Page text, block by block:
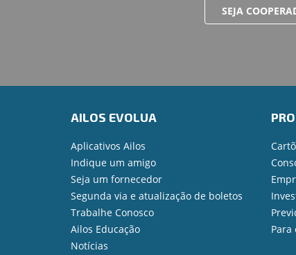
SEJA
AILOS EVOLUA
Aplicativos Ailos
Indique um amigo
Seja um fornecedor
Segunda via e atualização de boletos
Trabalhe Conosco
Ailos Educação
Notícias
Para